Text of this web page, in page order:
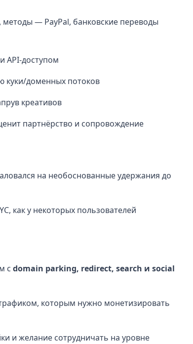
— PayPal, банковские переводы
API-доступом
куки/доменных потоков
креативов
партнёрство и сопровождение
на необоснованные удержания до
как у некоторых пользователей
с domain parking, redirect, search и social
которым нужно монетизировать
и желание сотрудничать на уровне